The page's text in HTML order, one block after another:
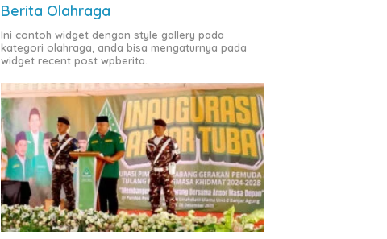
Berita Olahraga
Ini contoh widget dengan style gallery pada
kategori olahraga, anda bisa mengaturnya pada
widget recent post wpberita.